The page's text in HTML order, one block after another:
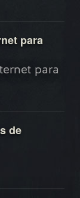
para
para
de